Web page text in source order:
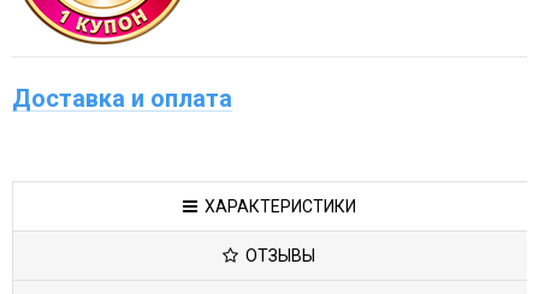
Доставка и оплата
ХАРАКТЕРИСТИКИ
ОТЗЫВЫ